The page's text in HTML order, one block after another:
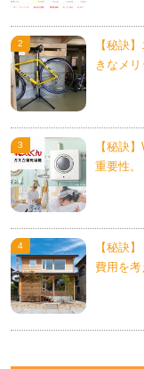
【秘訣
きなメリ
【秘訣
重要性。
【秘訣
費用を考